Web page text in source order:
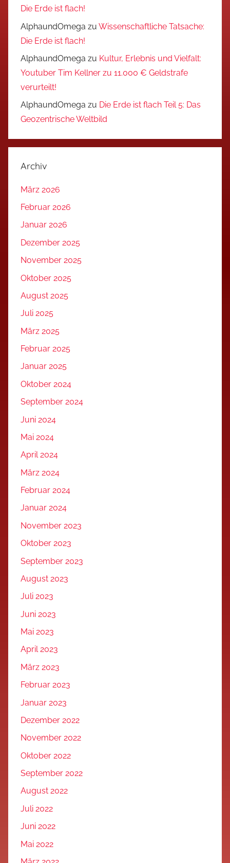
Die Erde ist flach!
AlphaundOmega zu Wissenschaftliche Tatsache:
Die Erde ist flach!
AlphaundOmega zu Kultur, Erlebnis und Vielfalt:
Youtuber Tim Kellner zu 11.000 € Geldstrafe
verurteilt!
AlphaundOmega zu Die Erde ist flach Teil 5: Das
Geozentrische Weltbild
Archiv
März 2026
Februar 2026
Januar 2026
Dezember 2025
November 2025
Oktober 2025
August 2025
Juli 2025
März 2025
Februar 2025
Januar 2025
Oktober 2024
September 2024
Juni 2024
Mai 2024
April 2024
März 2024
Februar 2024
Januar 2024
November 2023
Oktober 2023
September 2023
August 2023
Juli 2023
Juni 2023
Mai 2023
April 2023
März 2023
Februar 2023
Januar 2023
Dezember 2022
November 2022
Oktober 2022
September 2022
August 2022
Juli 2022
Juni 2022
Mai 2022